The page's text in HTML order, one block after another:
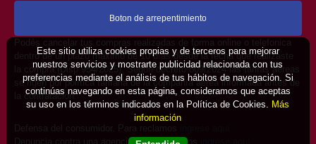
Boton de arrepentimiento
Podés cancelar tus compras realizadas de forma online o telefonica
dentro de un plazo máximo de 10 días desde la fecha que realizaste
la compra (Disp.954/2025). Según decreto 809/2024 las tarifas aéreas
se rigen por política tarifaria de la compañía aérea informada antes de
la contratación.
Defensa del consumidor. Para reclamos
Denuncia contra una agencia. Para reclamos
Este sitio utiliza cookies propias y de terceros para mejorar
nuestros servicios y mostrarte publicidad relacionada con tus
preferencias mediante el análisis de tus hábitos de navegación. Si
continúas navegando en esta página, consideramos que aceptas
su uso en los términos indicados en la Política de Cookies. Más
información